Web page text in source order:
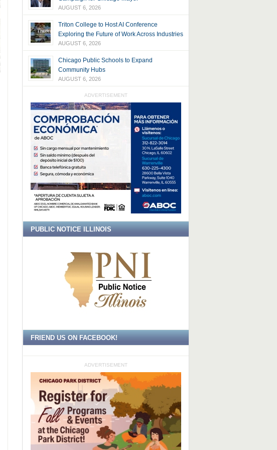
AUGUST 6, 2026
Triton College to Host AI Conference
Exploring the Future of Work Across Industries
AUGUST 6, 2026
Chicago Public Schools to Expand
Community Hubs
AUGUST 6, 2026
ADVERTISEMENT
PUBLIC NOTICE ILLINOIS
FRIEND US ON FACEBOOK!
ADVERTISEMENT